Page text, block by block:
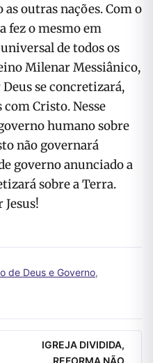
outras nações. Com o
fez o mesmo em
de todos os
Milenar Messiânico,
se concretizará,
Cristo. Nesse
humano sobre
não governará
governo anunciado a
sobre a Terra.
de Deus e Governo,
IGREJA DIVIDIDA,
REFORMA NÃO